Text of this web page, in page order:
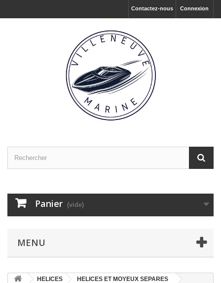
Connexion
Contactez-nous
Panier (vide)
MENU
HELICES
HELICES ET MOYEUX SEPARES